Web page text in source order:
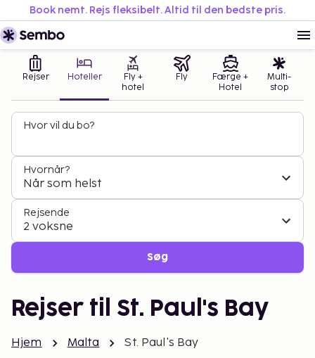
Book nemt. Rejs fleksibelt. Altid til den bedste pris.
Rejser Hoteller
Fly +
hotel
Fly
Færge +
Hotel
Multi-
stop
Hvor vil du bo?
Hvornår?
Når som helst
Rejsende
2 voksne
Søg
Rejser til St. Paul's Bay
Hjem Malta St. Paul's Bay